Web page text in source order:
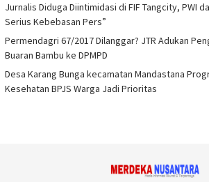
Jurnalis Diduga Diintimidasi di FIF Tangcity, PWI
Serius Kebebasan Pers”
Permendagri 67/2017 Dilanggar? JTR Adukan
Buaran Bambu ke DPMPD
Desa Karang Bunga kecamatan Mandastana
Kesehatan BPJS Warga Jadi Prioritas